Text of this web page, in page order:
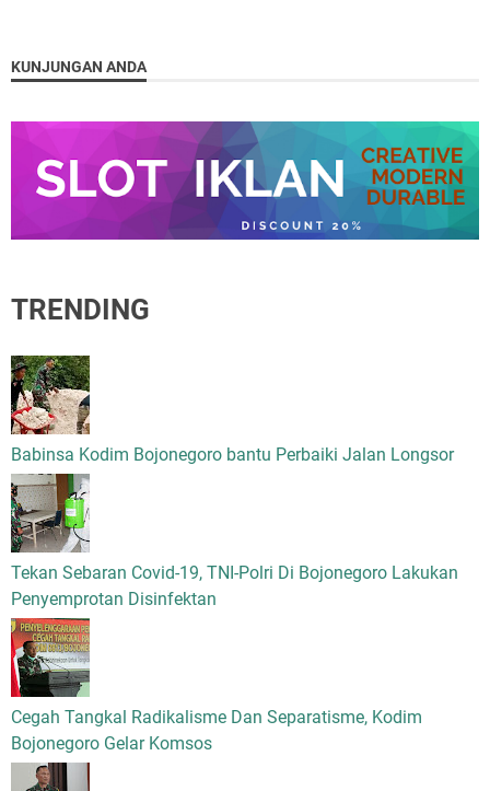
KUNJUNGAN ANDA
TRENDING
Babinsa Kodim Bojonegoro bantu Perbaiki Jalan Longsor
Tekan Sebaran Covid-19, TNI-Polri Di Bojonegoro Lakukan
Penyemprotan Disinfektan
Cegah Tangkal Radikalisme Dan Separatisme, Kodim
Bojonegoro Gelar Komsos